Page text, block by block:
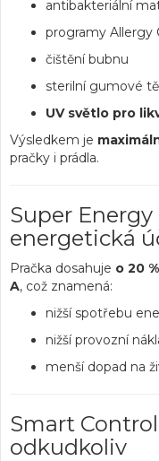
antibakteriální
programy Allergy
čištění bubnu
sterilní gumové
UV světlo pro
Výsledkem je
pračky i prádla.
Super
energetická
Pračka dosahuje o 20
A, což znamená:
nižší spotřebu
nižší provozní
menší dopad na
Smart
odkudkoliv